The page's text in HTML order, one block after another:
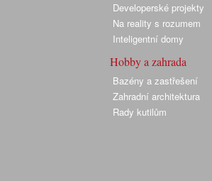
Developerské projekty
Na reality s rozumem
Inteligentní domy
Hobby a zahrada
Bazény a zastřešení
Zahradní architektura
Rady kutilům